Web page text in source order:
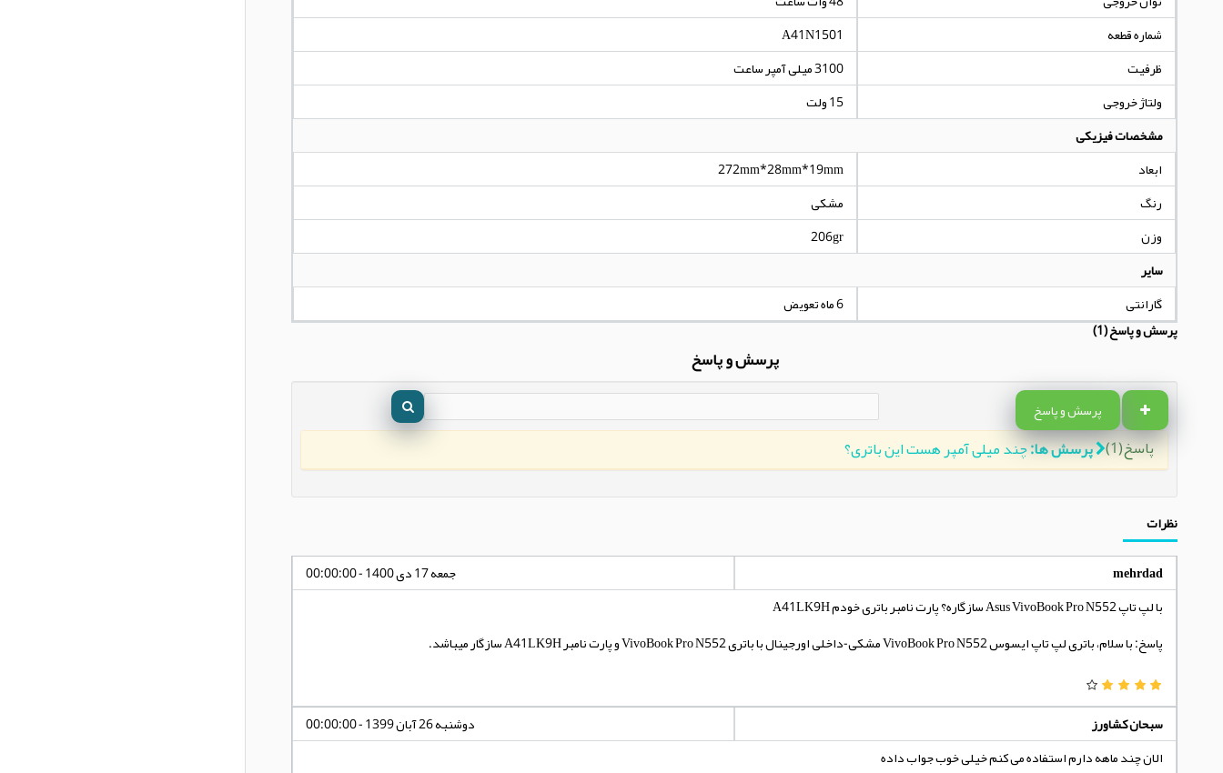
شماره قطعه
A41N1501
ظرفیت
3100 میلی آمپر ساعت
ولتاژ خروجی
15 ولت
مشخصات فیزیکی
ابعاد
272mm*28mm*19mm
رنگ
مشکی
وزن
206gr
سایر
گارانتی
6 ماه تعویض
پرسش و پاسخ (1)
پرسش و پاسخ
پرسش و پاسخ
پرسش ها:چند میلی آمپر هست این باتری؟ پاسخ(1)
نظرات
mehrdad
جمعه 17 دی 1400 - 00:00:00
با لپ تاپ Asus VivoBook Pro N552 سازگاره؟ پارت نامبر باتری خودم A41LK9H
پاسخ: با سلام، باتری لپ تاپ ایسوس VivoBook Pro N552 مشکی-داخلی اورجینال با باتری VivoBook Pro N552 و پارت نامبر A41LK9H سازگار میباشد.
سبحان کشاورز
دوشنبه 26 آبان 1399 - 00:00:00
الان چند ماهه دارم استفاده می کنم خیلی خوب جواب داده